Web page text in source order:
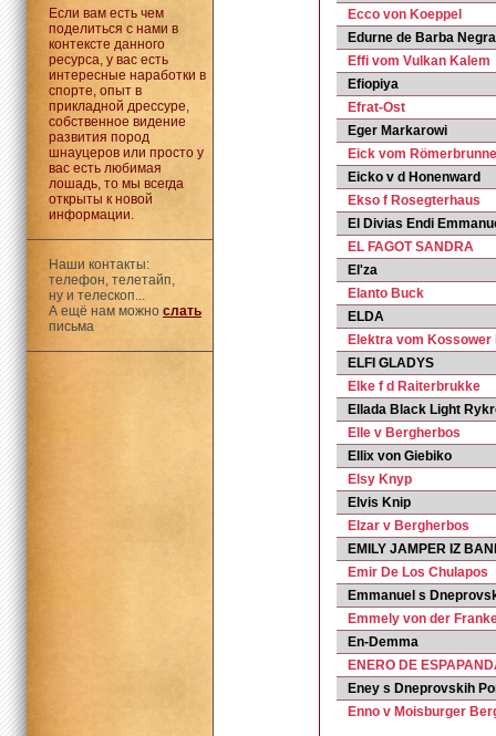
Если вам есть чем
поделиться с нами в
контексте данного
ресурса, у вас есть
интересные наработки в
спорте, опыт в
прикладной дрессуре,
собственное видение
развития пород
шнауцеров или просто у
вас есть любимая
лошадь, то мы всегда
открыты к новой
информации.
Наши контакты:
телефон, телетайп,
ну и телескоп...
А ещё нам можно слать
письма
Ecco von Koeppel
Edurne de Barba Negra
Effi vom Vulkan Kalem
Efiopiya
Efrat-Ost
Eger Markarowi
Eick vom
Eicko v d Honenward
Ekso f Rosegterhaus
El Divias Endi
EL FAGOT SANDRA
El'za
Elanto Buck
ELDA
Elektra vom Kossower
ELFI GLADYS
Elke f d Raiterbrukke
Ellada Black Light
Elle v Bergherbos
Ellix von Giebiko
Elsy Knyp
Elvis Knip
Elzar v Bergherbos
EMILY JAMPER IZ
Emir De Los Chulapos
Emmanuel s
Emmely von der
En-Demma
ENERO DE
Eney s Dneprovskih
Enno v Moisburger